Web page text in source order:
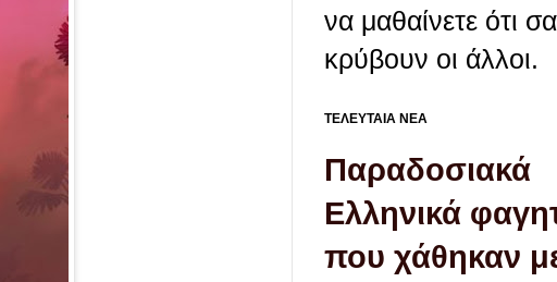
να μαθαίνετε ότι
κρύβουν οι άλλοι.
ΤΕΛΕΥΤΑΙΑ ΝΕΑ
Παραδοσιακά
Ελληνικά
που χάθηκαν